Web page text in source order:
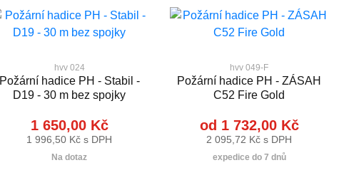
hvv 024
Požární hadice PH - Stabil -
D19 - 30 m bez spojky
1 650,00 Kč
1 996,50 Kč s DPH
Na dotaz
hvv 049-F
Požární hadice PH - ZÁSAH
C52 Fire Gold
od 1 732,00 Kč
2 095,72 Kč s DPH
expedice do 7 dnů